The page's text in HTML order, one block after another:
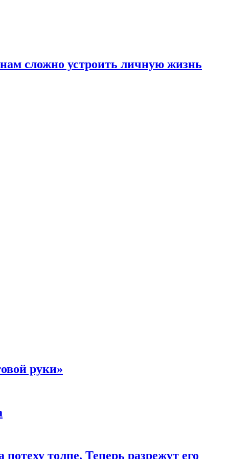
сложно устроить личную жизнь
руки»
толпе. Теперь разрежут его